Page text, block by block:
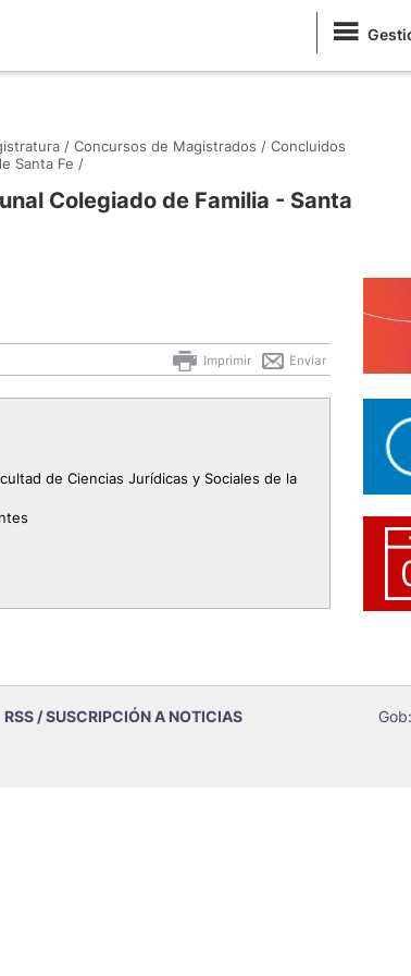
/ Concursos de Magistrados / Concluidos
Santa Fe /
Colegiado de Familia - Santa
Enviar
Imprimir
de Ciencias Jurídicas y Sociales de la
RSS / SUSCRIPCIÓN A NOTICIAS